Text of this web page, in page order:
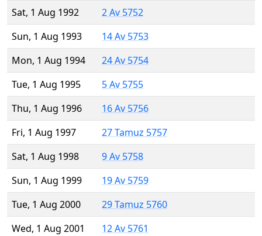
Sat, 1 Aug 1992
2 Av 5752
Sun, 1 Aug 1993
14 Av 5753
Mon, 1 Aug 1994
24 Av 5754
Tue, 1 Aug 1995
5 Av 5755
Thu, 1 Aug 1996
16 Av 5756
Fri, 1 Aug 1997
27 Tamuz 5757
Sat, 1 Aug 1998
9 Av 5758
Sun, 1 Aug 1999
19 Av 5759
Tue, 1 Aug 2000
29 Tamuz 5760
Wed, 1 Aug 2001
12 Av 5761